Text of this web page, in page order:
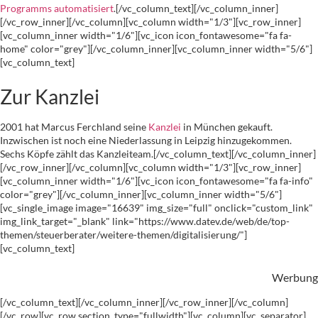
Programms automatisiert.[/vc_column_text][/vc_column_inner]
[/vc_row_inner][/vc_column][vc_column width="1/3"][vc_row_inner]
[vc_column_inner width="1/6"][vc_icon icon_fontawesome="fa fa-
home" color="grey"][/vc_column_inner][vc_column_inner width="5/6"]
[vc_column_text]
Zur Kanzlei
2001 hat Marcus Ferchland seine Kanzlei in München gekauft.
Inzwischen ist noch eine Niederlassung in Leipzig hinzugekommen.
Sechs Köpfe zählt das Kanzleiteam.[/vc_column_text][/vc_column_inner]
[/vc_row_inner][/vc_column][vc_column width="1/3"][vc_row_inner]
[vc_column_inner width="1/6"][vc_icon icon_fontawesome="fa fa-info"
color="grey"][/vc_column_inner][vc_column_inner width="5/6"]
[vc_single_image image="16639" img_size="full" onclick="custom_link"
img_link_target="_blank" link="https://www.datev.de/web/de/top-
themen/steuerberater/weitere-themen/digitalisierung/"]
[vc_column_text]
Werbung
[/vc_column_text][/vc_column_inner][/vc_row_inner][/vc_column]
[/vc_row][vc_row section_type="fullwidth"][vc_column][vc_separator]